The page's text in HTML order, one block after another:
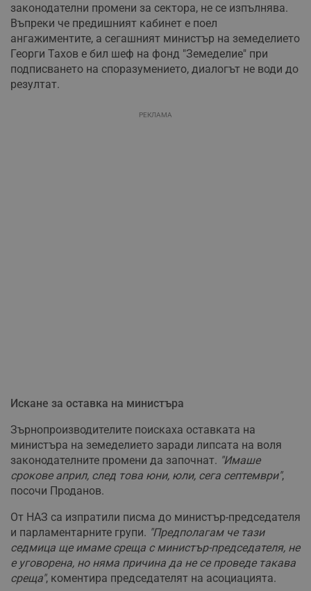
законодателни промени за сектора, не се изпълнява.
Въпреки че предишният кабинет е поел
ангажиментите, а сегашният министър на земеделието
Георги Тахов е бил шеф на фонд "Земеделие" при
подписването на споразумението, диалогът не води до
резултат.
РЕКЛАМА
Искане за оставка на министъра
Зърнопроизводителите поискаха оставката на
министъра на земеделието заради липсата на воля
законодателните промени да започнат. "Имаше
срокове април, след това юни, юли, сега септември",
посочи Проданов.
От НАЗ са изпратили писма до министър-председателя
и парламентарните групи. "Предполагам че тази
седмица ще имаме среща с министър-председателя, не
е уговорена, но няма причина да не се проведе такава
среща", коментира председателят на асоциацията.